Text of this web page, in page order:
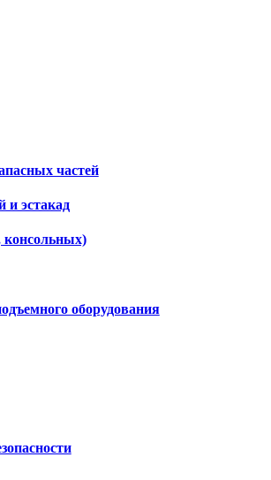
частей
и эстакад
консольных)
оборудования